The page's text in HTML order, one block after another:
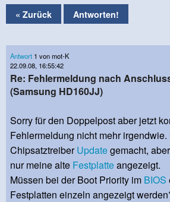
« Zurück Antworten!
Antwort 1 von mot-K
22.09.08, 16:55:42
Re: Fehlermeldung nach
(Samsung HD160JJ)
Sorry für den Doppelpost aber jetzt
Fehlermeldung nicht mehr irgendwie.
ChipsatztreiberUpdategemacht,
nur meine alte Festplatteangezeigt.
Müssen bei der Boot Priority im BIOS
Festplatten einzeln angezeigt